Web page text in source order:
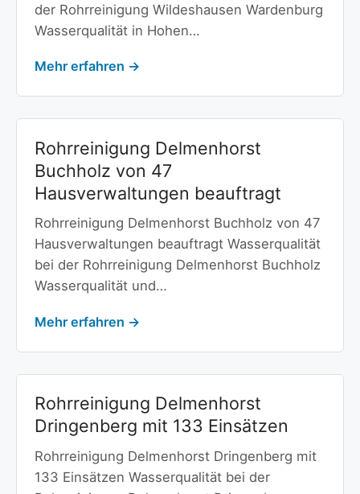
der Rohrreinigung Wildeshausen Wardenburg
Wasserqualität in Hohen…
Mehr erfahren →
Rohrreinigung Delmenhorst
Buchholz von 47
Hausverwaltungen beauftragt
Rohrreinigung Delmenhorst Buchholz von 47
Hausverwaltungen beauftragt Wasserqualität
bei der Rohrreinigung Delmenhorst Buchholz
Wasserqualität und…
Mehr erfahren →
Rohrreinigung Delmenhorst
Dringenberg mit 133 Einsätzen
Rohrreinigung Delmenhorst Dringenberg mit
133 Einsätzen Wasserqualität bei der